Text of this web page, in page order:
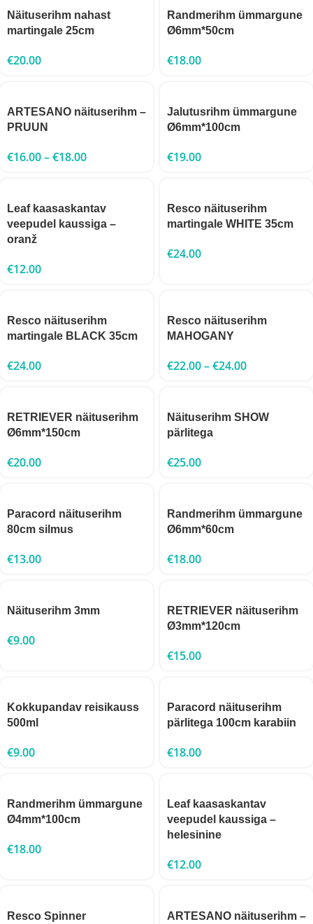
Näituserihm nahast
martingale 25cm
€20.00
Randmerihm ümmargune
Ø6mm*50cm
€18.00
ARTESANO näituserihm –
PRUUN
€16.00–€18.00
Jalutusrihm ümmargune
Ø6mm*100cm
€19.00
Leaf kaasaskantav
veepudel kaussiga –
oranž
€12.00
Resco näituserihm
martingale WHITE 35cm
€24.00
Resco näituserihm
martingale BLACK 35cm
€24.00
Resco näituserihm
MAHOGANY
€22.00–€24.00
RETRIEVER näituserihm
Ø6mm*150cm
€20.00
Näituserihm SHOW
pärlitega
€25.00
Paracord näituserihm
80cm silmus
€13.00
Randmerihm ümmargune
Ø6mm*60cm
€18.00
Näituserihm 3mm
€9.00
RETRIEVER näituserihm
Ø3mm*120cm
€15.00
Kokkupandav reisikauss
500ml
€9.00
Paracord näituserihm
pärlitega 100cm karabiin
€18.00
Randmerihm ümmargune
Ø4mm*100cm
€18.00
Leaf kaasaskantav
veepudel kaussiga –
helesinine
€12.00
Resco Spinner
ARTESANO näituserihm –